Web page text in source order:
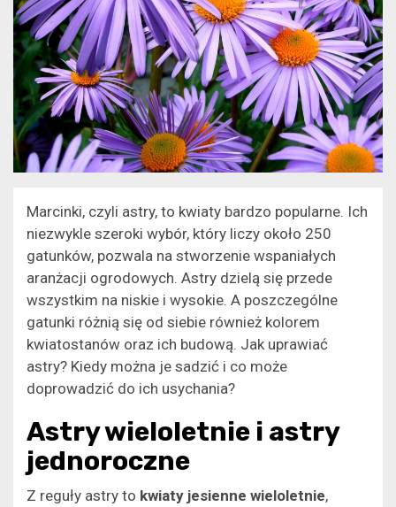
Marcinki, czyli astry, to kwiaty bardzo popularne. Ich
niezwykle szeroki wybór, który liczy około 250
gatunków, pozwala na stworzenie wspaniałych
aranżacji ogrodowych. Astry dzielą się przede
wszystkim na niskie i wysokie. A poszczególne
gatunki różnią się od siebie również kolorem
kwiatostanów oraz ich budową. Jak uprawiać
astry? Kiedy można je sadzić i co może
doprowadzić do ich usychania?
Astry wieloletnie i astry
jednoroczne
Z reguły astry to kwiaty jesienne wieloletnie,